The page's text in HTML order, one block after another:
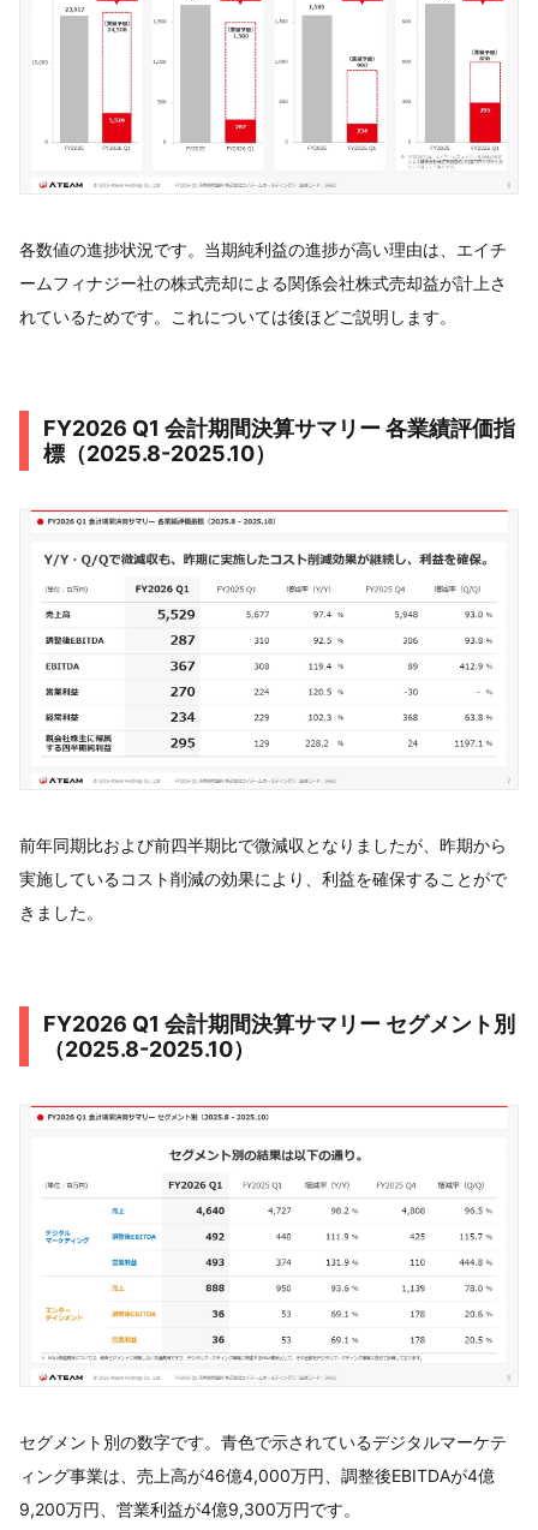
各数値の進捗状況です。当期純利益の進捗が高い理由は、エイチ
ームフィナジー社の株式売却による関係会社株式売却益が計上さ
れているためです。これについては後ほどご説明します。
FY2026 Q1 会計期間決算サマリー 各業績評価指
標（2025.8-2025.10）
前年同期比および前四半期比で微減収となりましたが、昨期から
実施しているコスト削減の効果により、利益を確保することがで
きました。
FY2026 Q1 会計期間決算サマリー セグメント別
（2025.8-2025.10）
セグメント別の数字です。青色で示されているデジタルマーケテ
ィング事業は、売上高が46億4,000万円、調整後EBITDAが4億
9,200万円、営業利益が4億9,300万円です。